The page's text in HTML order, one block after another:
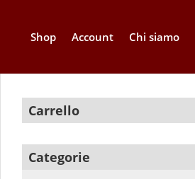
Shop Account Chi siamo
Carrello
Categorie